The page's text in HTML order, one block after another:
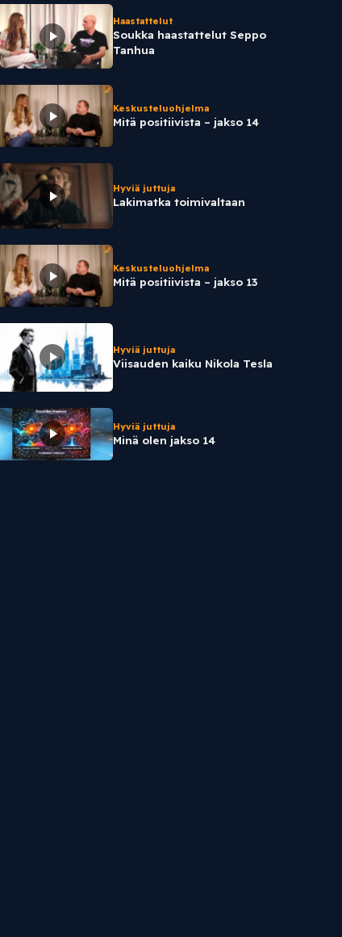
Haastattelut
Soukka haastattelut Seppo
Tanhua
Keskusteluohjelma
Mitä positiivista – jakso 14
Hyviä juttuja
Lakimatka toimivaltaan
Keskusteluohjelma
Mitä positiivista – jakso 13
Hyviä juttuja
Viisauden kaiku Nikola Tesla
Hyviä juttuja
Minä olen jakso 14